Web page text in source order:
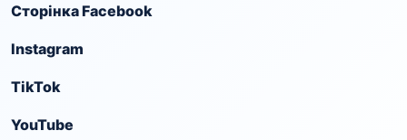
Сторінка Facebook
Instagram
TikTok
YouTube